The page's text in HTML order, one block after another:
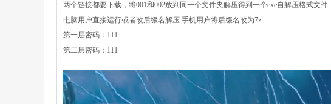
两个链接都要下载，将001和002放到同一个文件夹解压得到一个exe自解压格式文件
电脑用户直接运行或者改后缀名解压 手机用户将后缀名改为7z
第一层密码：111
第二层密码：111